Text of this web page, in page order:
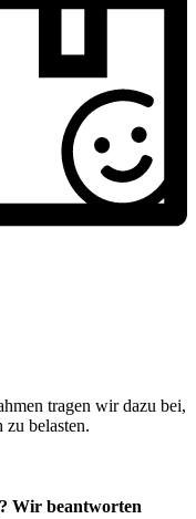
tragen wir dazu bei,
belasten.
Wir beantworten